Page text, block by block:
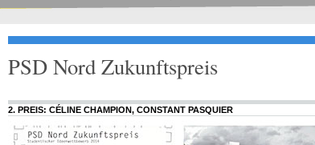
PSD Nord Zukunftspreis
2. PREIS: CÉLINE CHAMPION, CONSTANT PASQUIER